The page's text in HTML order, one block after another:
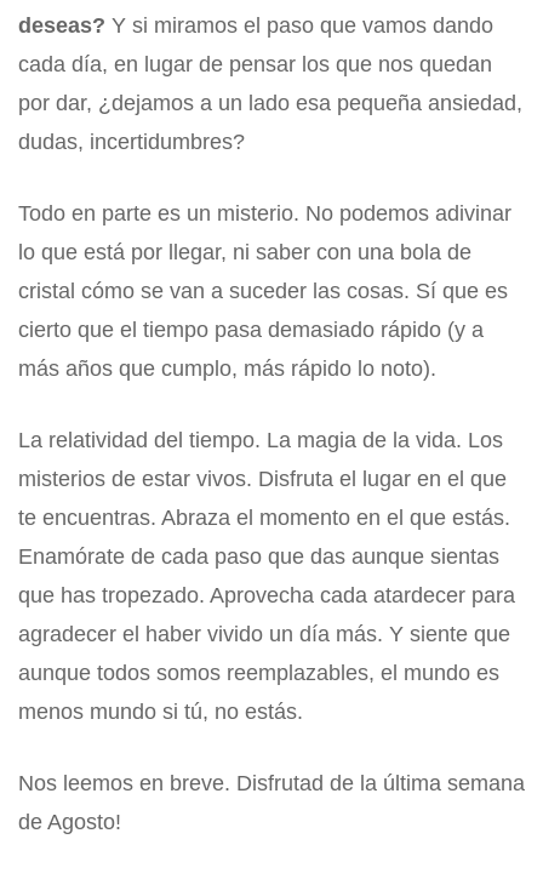
deseas? Y si miramos el paso que vamos dando
cada día, en lugar de pensar los que nos quedan
por dar, ¿dejamos a un lado esa pequeña ansiedad,
dudas, incertidumbres?
Todo en parte es un misterio. No podemos adivinar
lo que está por llegar, ni saber con una bola de
cristal cómo se van a suceder las cosas. Sí que es
cierto que el tiempo pasa demasiado rápido (y a
más años que cumplo, más rápido lo noto).
La relatividad del tiempo. La magia de la vida. Los
misterios de estar vivos. Disfruta el lugar en el que
te encuentras. Abraza el momento en el que estás.
Enamórate de cada paso que das aunque sientas
que has tropezado. Aprovecha cada atardecer para
agradecer el haber vivido un día más. Y siente que
aunque todos somos reemplazables, el mundo es
menos mundo si tú, no estás.
Nos leemos en breve. Disfrutad de la última semana
de Agosto!